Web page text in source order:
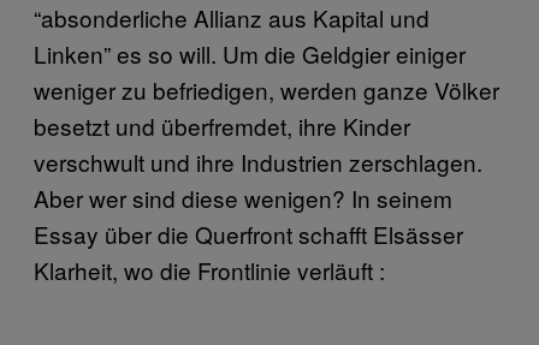
“absonderliche Allianz aus Kapital und
Linken” es so will. Um die Geldgier einiger
weniger zu befriedigen, werden ganze Völker
besetzt und überfremdet, ihre Kinder
verschwult und ihre Industrien zerschlagen.
Aber wer sind diese wenigen? In seinem
Essay über die Querfront schafft Elsässer
Klarheit, wo die Frontlinie verläuft :